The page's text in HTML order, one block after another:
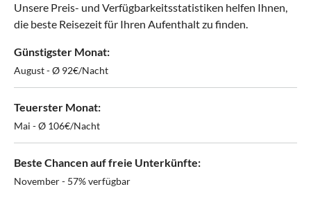
Unsere Preis- und Verfügbarkeitsstatistiken helfen Ihnen,
die beste Reisezeit für Ihren Aufenthalt zu finden.
Günstigster Monat:
August - Ø 92€/Nacht
Teuerster Monat:
Mai - Ø 106€/Nacht
Beste Chancen auf freie Unterkünfte:
November - 57% verfügbar